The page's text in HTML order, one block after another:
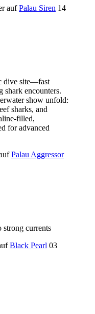
aufPalau Siren 14
dive site—fast
shark encounters.
show unfold:
sharks, and
filled,
for advanced
Palau Aggressor
strong currents
Black Pearl 03